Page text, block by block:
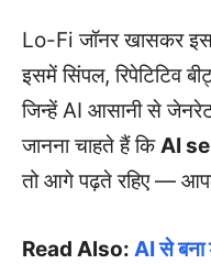
Lo-Fi जॉनर खासकर
इसमें सिंपल, रिपेटिटिव
जिन्हें AI आसानी से
जानना चाहते हैं किAI
तो आगे पढ़ते रहिए —
Read Also: AI से